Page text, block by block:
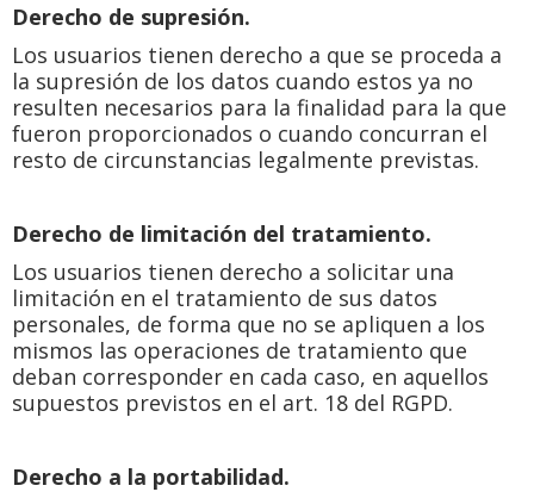
Derecho de supresión.
Los usuarios tienen derecho a que se proceda a
la supresión de los datos cuando estos ya no
resulten necesarios para la finalidad para la que
fueron proporcionados o cuando concurran el
resto de circunstancias legalmente previstas.
Derecho de limitación del tratamiento.
Los usuarios tienen derecho a solicitar una
limitación en el tratamiento de sus datos
personales, de forma que no se apliquen a los
mismos las operaciones de tratamiento que
deban corresponder en cada caso, en aquellos
supuestos previstos en el art. 18 del RGPD.
Derecho a la portabilidad.